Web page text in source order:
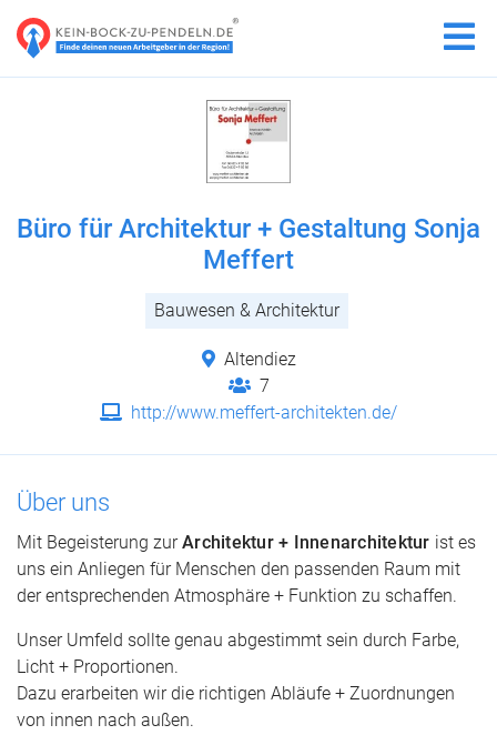
Büro für Architektur + Gestaltung Sonja
Meffert
Bauwesen & Architektur
Altendiez
7
http://www.meffert-architekten.de/
Über uns
Mit Begeisterung zurArchitektur + Innenarchitektur ist es
uns ein Anliegen für Menschen den passenden Raum mit
der entsprechenden Atmosphäre + Funktion zu schaffen.
Unser Umfeld sollte genau abgestimmt sein durch Farbe,
Licht + Proportionen.
Dazu erarbeiten wir die richtigen Abläufe + Zuordnungen
von innen nach außen.